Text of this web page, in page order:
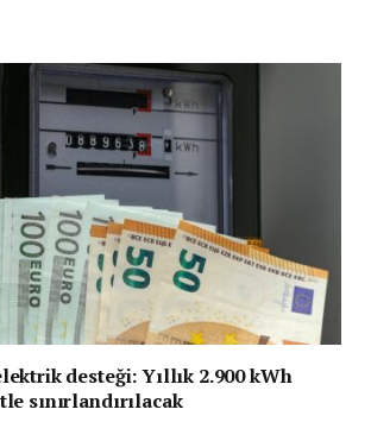
desteği: Yıllık 2.900 kWh
sınırlandırılacak